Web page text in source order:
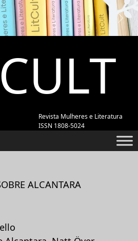
Next
Revista Mulheres e Literatura
ISSN 1808-5024
ALCANTARA